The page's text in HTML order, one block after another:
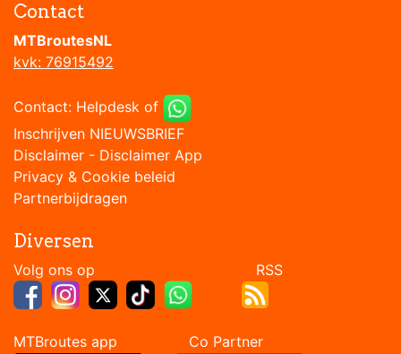
Contact
MTBroutesNL
kvk: 76915492
Contact: Helpdesk of
Inschrijven NIEUWSBRIEF
Disclaimer - Disclaimer App
Privacy & Cookie beleid
Partnerbijdragen
Diversen
Volg ons op RSS
MTBroutes app Co Partner